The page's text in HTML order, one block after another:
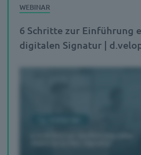
6 Schritte zur Einführung
digitalen Signatur |